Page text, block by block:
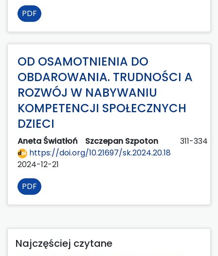
PDF
OD OSAMOTNIENIA DO
OBDAROWANIA. TRUDNOŚCI A
ROZWÓJ W NABYWANIU
KOMPETENCJI SPOŁECZNYCH
DZIECI
Aneta Światłoń Szczepan Szpoton
311-334
https://doi.org/10.21697/sk.2024.20.18
2024-12-21
PDF
Najczęściej czytane